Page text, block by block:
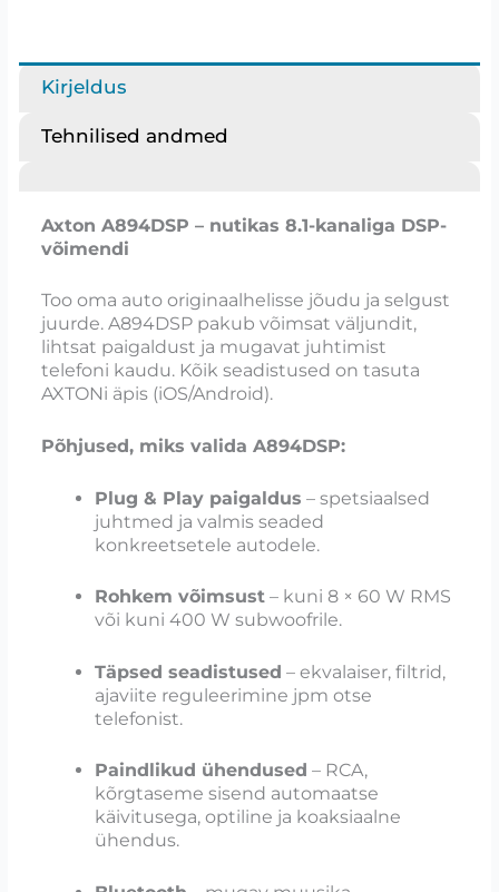
Kirjeldus
Tehnilised andmed
Axton A894DSP – nutikas 8.1-kanaliga DSP-
võimendi
Too oma auto originaalhelisse jõudu ja selgust
juurde. A894DSP pakub võimsat väljundit,
lihtsat paigaldust ja mugavat juhtimist
telefoni kaudu. Kõik seadistused on tasuta
AXTONi äpis (iOS/Android).
Põhjused, miks valida A894DSP:
Plug & Play paigaldus – spetsiaalsed
juhtmed ja valmis seaded
konkreetsetele autodele.
Rohkem võimsust– kuni 8 × 60 W RMS
või kuni 400 W subwoofrile.
Täpsed seadistused – ekvalaiser, filtrid,
ajaviite reguleerimine jpm otse
telefonist.
Paindlikud ühendused – RCA,
kõrgtaseme sisend automaatse
käivitusega, optiline ja koaksiaalne
ühendus.